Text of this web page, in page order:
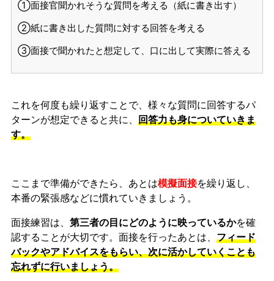
①面接官聞かれそうな質問を考える（紙に書き出す）
②紙に書き出した質問に対する回答を考える
③面接で聞かれたと想定して、口に出して実際に答える
これを何度も繰り返すことで、様々な質問に回答するパ
ターンが想定できると共に、 回答力も身についていきま
す。
ここまで準備ができたら、あとは模擬面接を繰り返し、
本番の緊張感などに慣れていきましょう。
面接練習は、 第三者の目にどのように映っているかを確
認することが大切です。面接を行ったあとは、 フィード
バックやアドバイスをもらい、次に活かしていくことも
忘れずに行いましょう。